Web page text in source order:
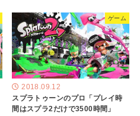
ゲーム
2018.09.12
スプラトゥーンのプロ「プレイ時
間はスプラ2だけで3500時間」